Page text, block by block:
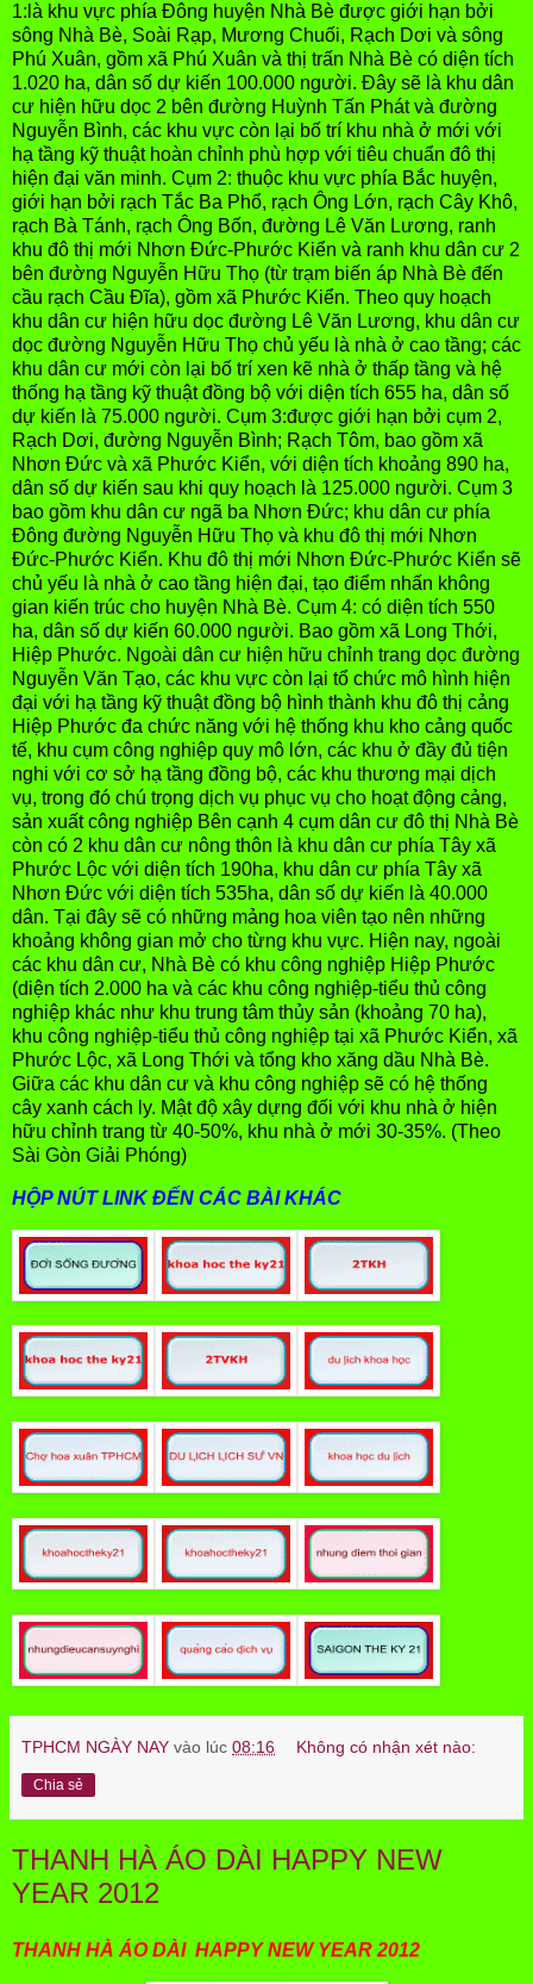
1:là khu vực phía Đông huyện Nhà Bè được giới hạn bởi
sông Nhà Bè, Soài Rạp, Mương Chuối, Rạch Dơi và sông
Phú Xuân, gồm xã Phú Xuân và thị trấn Nhà Bè có diện tích
1.020 ha, dân số dự kiến 100.000 người. Đây sẽ là khu dân
cư hiện hữu dọc 2 bên đường Huỳnh Tấn Phát và đường
Nguyễn Bình, các khu vực còn lại bố trí khu nhà ở mới với
hạ tầng kỹ thuật hoàn chỉnh phù hợp với tiêu chuẩn đô thị
hiện đại văn minh. Cụm 2: thuộc khu vực phía Bắc huyện,
giới hạn bởi rạch Tắc Ba Phổ, rạch Ông Lớn, rạch Cây Khô,
rạch Bà Tánh, rạch Ông Bốn, đường Lê Văn Lương, ranh
khu đô thị mới Nhơn Đức-Phước Kiển và ranh khu dân cư 2
bên đường Nguyễn Hữu Thọ (từ trạm biến áp Nhà Bè đến
cầu rạch Cầu Đĩa), gồm xã Phước Kiển. Theo quy hoạch
khu dân cư hiện hữu dọc đường Lê Văn Lương, khu dân cư
dọc đường Nguyễn Hữu Thọ chủ yếu là nhà ở cao tầng; các
khu dân cư mới còn lại bố trí xen kẽ nhà ở thấp tầng và hệ
thống hạ tầng kỹ thuật đồng bộ với diện tích 655 ha, dân số
dự kiến là 75.000 người. Cụm 3:được giới hạn bởi cụm 2,
Rạch Dơi, đường Nguyễn Bình; Rạch Tôm, bao gồm xã
Nhơn Đức và xã Phước Kiển, với diện tích khoảng 890 ha,
dân số dự kiến sau khi quy hoạch là 125.000 người. Cụm 3
bao gồm khu dân cư ngã ba Nhơn Đức; khu dân cư phía
Đông đường Nguyễn Hữu Thọ và khu đô thị mới Nhơn
Đức-Phước Kiển. Khu đô thị mới Nhơn Đức-Phước Kiển sẽ
chủ yếu là nhà ở cao tầng hiện đại, tạo điểm nhấn không
gian kiến trúc cho huyện Nhà Bè. Cụm 4: có diện tích 550
ha, dân số dự kiến 60.000 người. Bao gồm xã Long Thới,
Hiệp Phước. Ngoài dân cư hiện hữu chỉnh trang dọc đường
Nguyễn Văn Tạo, các khu vực còn lại tổ chức mô hình hiện
đại với hạ tầng kỹ thuật đồng bộ hình thành khu đô thị cảng
Hiệp Phước đa chức năng với hệ thống khu kho cảng quốc
tế, khu cụm công nghiệp quy mô lớn, các khu ở đầy đủ tiện
nghi với cơ sở hạ tầng đồng bộ, các khu thương mại dịch
vụ, trong đó chú trọng dịch vụ phục vụ cho hoạt động cảng,
sản xuất công nghiệp Bên cạnh 4 cụm dân cư đô thị Nhà Bè
còn có 2 khu dân cư nông thôn là khu dân cư phía Tây xã
Phước Lộc với diện tích 190ha, khu dân cư phía Tây xã
Nhơn Đức với diện tích 535ha, dân số dự kiến là 40.000
dân. Tại đây sẽ có những mảng hoa viên tạo nên những
khoảng không gian mở cho từng khu vực. Hiện nay, ngoài
các khu dân cư, Nhà Bè có khu công nghiệp Hiệp Phước
(diện tích 2.000 ha và các khu công nghiệp-tiểu thủ công
nghiệp khác như khu trung tâm thủy sản (khoảng 70 ha),
khu công nghiệp-tiểu thủ công nghiệp tại xã Phước Kiển, xã
Phước Lộc, xã Long Thới và tổng kho xăng dầu Nhà Bè.
Giữa các khu dân cư và khu công nghiệp sẽ có hệ thống
cây xanh cách ly. Mật độ xây dựng đối với khu nhà ở hiện
hữu chỉnh trang từ 40-50%, khu nhà ở mới 30-35%. (Theo
Sài Gòn Giải Phóng)
HỘP NÚT LINK ĐẾN CÁC BÀI KHÁC
TPHCM NGÀY NAY vào lúc 08:16 Không có nhận xét nào:
Chia sẻ
THANH HÀ ÁO DÀI HAPPY NEW
YEAR 2012
THANH HÀ ÁO DÀI HAPPY NEW YEAR 2012